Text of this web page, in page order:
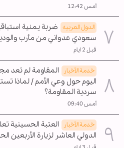
أمس 12:42
الدول العربیه ضربة يمنية
سعودي عدواني من مأرب
قبل 2 ايام
خدمة الأخبار
المقاومة لم تعد
اليوم حول وعي الأمم / لماذا
سردية المقاومة؟
أمس 09:40
خدمة الأخبار
العتبة الحسينية
الدولي العاشر لزيارة الأربعين